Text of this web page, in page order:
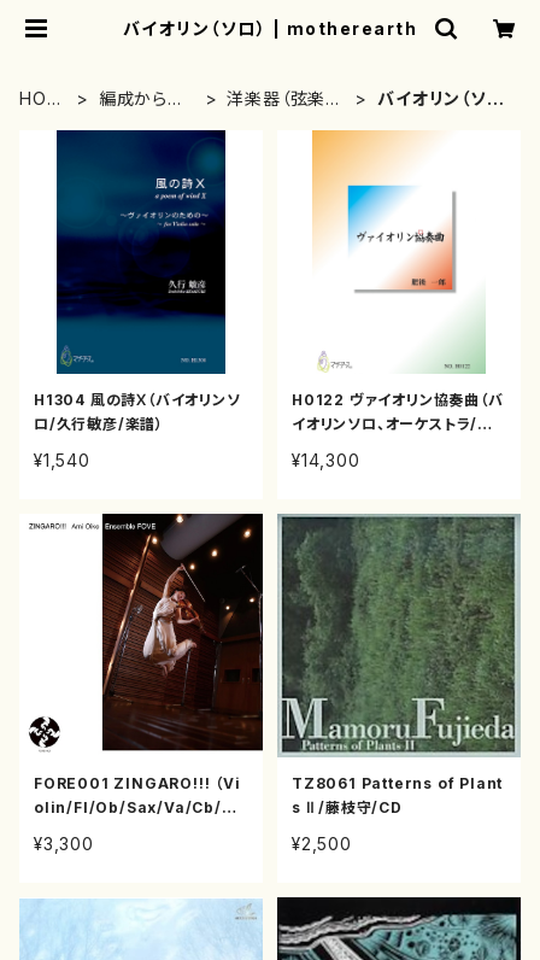
バイオリン（ソロ） | motherearth
HOM
編成から探
洋楽器（弦楽
バイオリン（ソ
H1304 風の詩Ⅹ（バイオリンソ
ロ/久行敏彦/楽譜）
¥1,540
H0122 ヴァイオリン協奏曲（バ
イオリンソロ、オーケストラ/肥
¥14,300
FORE001 ZINGARO!!! （Vi
olin/Fl/Ob/Sax/Va/Cb/Co
¥3,300
TZ8061 Patterns of Plant
s Ⅱ /藤枝守/CD
¥2,500